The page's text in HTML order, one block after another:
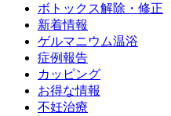
ボトックス解除・修正
新着情報
ゲルマニウム温浴
症例報告
カッピング
お得な情報
不妊治療